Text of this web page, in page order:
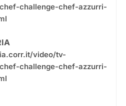
challenge-chef-azzurri-
video/tv-
challenge-chef-azzurri-